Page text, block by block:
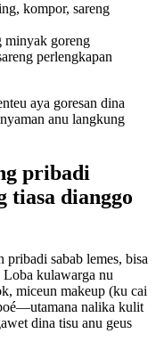
kompor, sareng
minyak goreng
perlengkapan
aya goresan dina
anu langkung
pribadi
tiasa dianggo
sabab lemes, bisa
Loba kulawarga nu
miceun makeup (ku cai
nalika kulit
dina tisu anu geus